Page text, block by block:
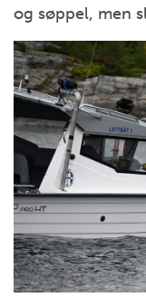
og søppel, men